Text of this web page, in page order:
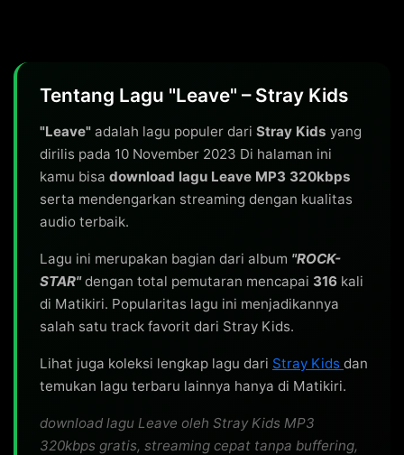
Tentang Lagu "Leave" – Stray Kids
"Leave" adalah lagu populer dari Stray Kids yang
dirilis pada 10 November 2023 Di halaman ini
kamu bisa download lagu Leave MP3 320kbps
serta mendengarkan streaming dengan kualitas
audio terbaik.
Lagu ini merupakan bagian dari album "ROCK-
STAR"dengan total pemutaran mencapai 316 kali
di Matikiri. Popularitas lagu ini menjadikannya
salah satu track favorit dari Stray Kids.
Lihat juga koleksi lengkap lagu dari Stray Kids dan
temukan lagu terbaru lainnya hanya di Matikiri.
download lagu Leave oleh Stray Kids MP3
320kbps gratis, streaming cepat tanpa buffering,